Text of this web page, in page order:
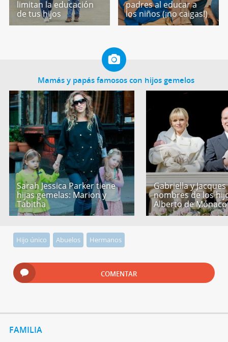
limitan la educación
de tus hijos
padres al educar a
los niños (¡no caigas!)
Mamás y papás famosos con hijos gemelos
Sarah Jessica Parker tiene
hijas gemelas: Marion y
Tabitha
Gabriella y
nombres de los
Alberto de Mónaco
Hijo único Abuelos Hermanos
COMENTAR
FAMILIA